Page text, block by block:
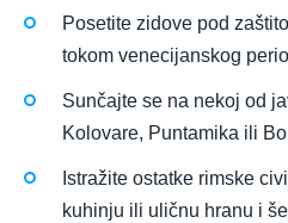
Posetite zidove pod
tokom venecijanskog
Sunčajte se na nekoj od
Kolovare, Puntamika ili
Istražite ostatke rimske
kuhinju ili uličnu hranu i